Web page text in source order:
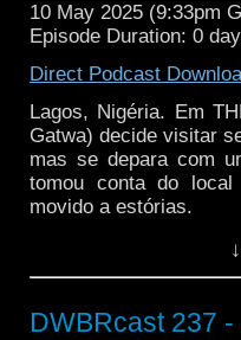
finalmente revelados:
10 May 2025 (9:33pm
Episode Duration: 0
Direct Podcast
Lagos, Nigéria. Em
Gatwa) decide visitar
mas se depara com
tomou conta do
movido a estórias.
Além disso, esse
tocando em temas
DWBRcast 237